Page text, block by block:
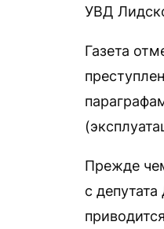
УВД
Газета
Прежде
с